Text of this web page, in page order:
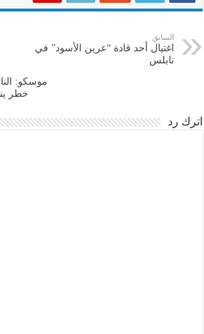
السابق
اغتيال أحد قادة “عرين الأسود” في
نابلس
موسكو:
خطر
اترك رد